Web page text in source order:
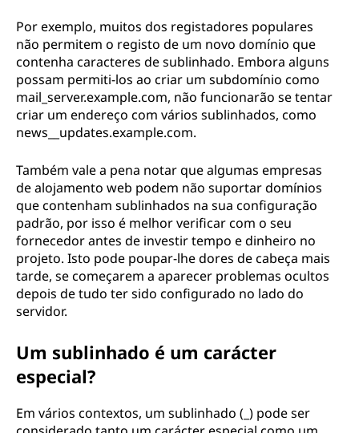
Por exemplo, muitos dos registadores populares
não permitem o registo de um novo domínio que
contenha caracteres de sublinhado. Embora alguns
possam permiti-los ao criar um subdomínio como
mail_server.example.com, não funcionarão se tentar
criar um endereço com vários sublinhados, como
news__updates.example.com.
Também vale a pena notar que algumas empresas
de alojamento web podem não suportar domínios
que contenham sublinhados na sua configuração
padrão, por isso é melhor verificar com o seu
fornecedor antes de investir tempo e dinheiro no
projeto. Isto pode poupar-lhe dores de cabeça mais
tarde, se começarem a aparecer problemas ocultos
depois de tudo ter sido configurado no lado do
servidor.
Um sublinhado é um carácter
especial?
Em vários contextos, um sublinhado (_) pode ser